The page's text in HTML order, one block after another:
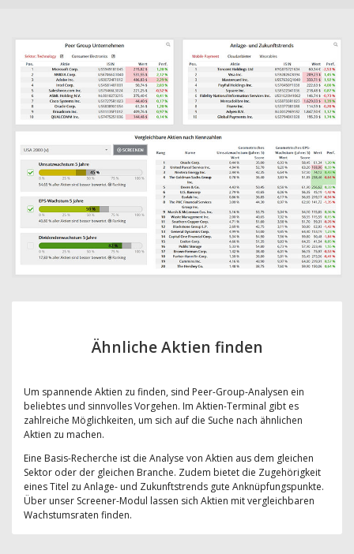
Ähnliche Aktien finden
Um spannende Aktien zu finden, sind Peer-Group-Analysen ein
beliebtes und sinnvolles Vorgehen. Im Aktien-Terminal gibt es
zahlreiche Möglichkeiten, um sich auf die Suche nach ähnlichen
Aktien zu machen.
Eine Basis-Recherche ist die Analyse von Aktien aus dem gleichen
Sektor oder der gleichen Branche. Zudem bietet die Zugehörigkeit
eines Titel zu Anlage- und Zukunftstrends gute Anknüpfungspunkte.
Über unser Screener-Modul lassen sich Aktien mit vergleichbaren
Wachstumsraten finden.